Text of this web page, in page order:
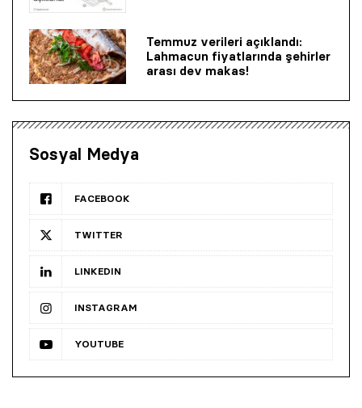
Temmuz verileri açıklandı:
Lahmacun fiyatlarında şehirler
arası dev makas!
Sosyal Medya
FACEBOOK
TWITTER
LINKEDIN
INSTAGRAM
YOUTUBE